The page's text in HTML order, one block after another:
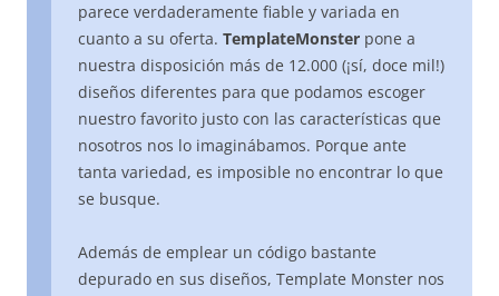
parece verdaderamente fiable y variada en
cuanto a su oferta. TemplateMonster pone a
nuestra disposición más de 12.000 (¡sí, doce mil!)
diseños diferentes para que podamos escoger
nuestro favorito justo con las características que
nosotros nos lo imaginábamos. Porque ante
tanta variedad, es imposible no encontrar lo que
se busque.
Además de emplear un código bastante
depurado en sus diseños, Template Monster nos